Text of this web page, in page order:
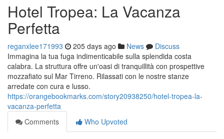
Hotel Tropea: La Vacanza
Perfetta
reganxlee171993 205 days ago News
Discuss
Immagina la tua fuga indimenticabile sulla splendida costa
calabra. La struttura offre un'oasi di tranquillità con prospettive
mozzafiato sul Mar Tirreno. Rilassati con le nostre stanze
arredate con cura e lusso.
https://orangebookmarks.com/story20938250/hotel-tropea-la-
vacanza-perfetta
Comments
Who Upvoted